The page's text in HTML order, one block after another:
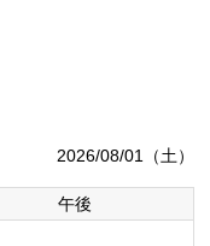
2026/08/01（土）
午後